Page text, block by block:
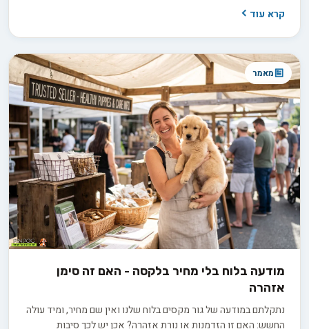
הלב ועיניהם החביבות, הלברדודל מהווים עדות לאיך נראה כלב
קרא עוד
מאמר
מודעה בלוח בלי מחיר בלקסה - האם זה סימן
אזהרה
נתקלתם במודעה של גור מקסים בלוח שלנו ואין שם מחיר, ומיד עולה
החשש: האם זו הזדמנות או נורת אזהרה? אכן יש לכך סיבות